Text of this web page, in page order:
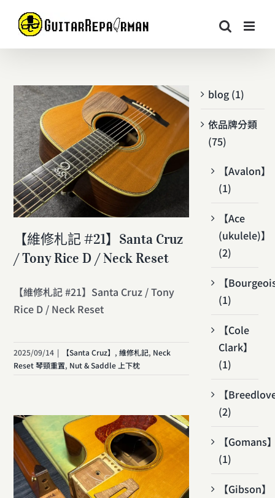
【維修札記 #21】Santa Cruz
/ Tony Rice D / Neck Reset
【維修札記 #21】Santa Cruz / Tony
Rice D / Neck Reset
2025/09/14 | 【Santa Cruz】 , 維修札記, Neck
Reset 琴頸重置, Nut & Saddle 上下枕
blog (1)
依品牌分類
(75)
【Avalon】
(1)
【Ace
(ukulele)】
(2)
【
(1)
【Cole
Clark】
(1)
【
(2)
【Gomans
(1)
【Gibson】